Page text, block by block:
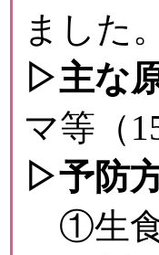
ました。
▷主な
マ等（
▷予防
①生食